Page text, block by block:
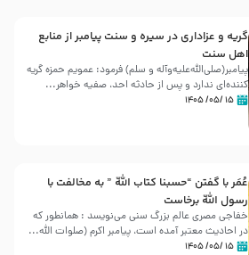
گریه و عزاداری در سیره و سنت پیامبر از منابع
اهل سنت
پیامبر(صلی‌الله‌علیه‌وآله و سلم) فرمود: عمویم حمزه گریه
کننده‌ای ندارد و پس از حادثه احد، صفیه خواهر...
۱۵ /۰۵/ ۱۴۰۵
عُمَر با گفتن “حسبنا كتاب اللّه ” به مخالفت با
رسول اللّه برخاست
خفاجی مصری عالم بزرگ سنی می‌نویسد : همانطور که
در احادیث معتبر آمده است، پیامبر اکرم (صلوات اللّه...
۱۵ /۰۵/ ۱۴۰۵